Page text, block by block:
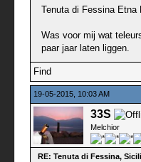
Tenuta di Fessina Etna
Was voor mij wat
paar jaar laten liggen.
Find
19-05-2015, 10:03 AM
33S
Melchior
RE: Tenuta di Fessina,